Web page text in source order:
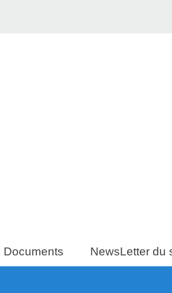
Documents NewsLetter du